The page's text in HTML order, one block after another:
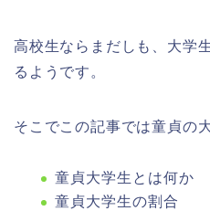
高校生ならまだしも、大学
るようです。
そこでこの記事では童貞の
童貞大学生とは何か
童貞大学生の割合